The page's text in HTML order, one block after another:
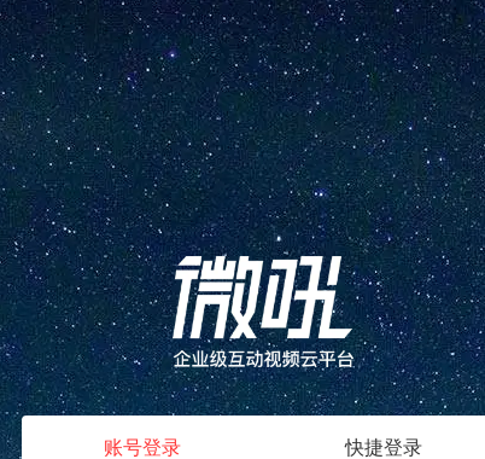
账号登录 快捷登录